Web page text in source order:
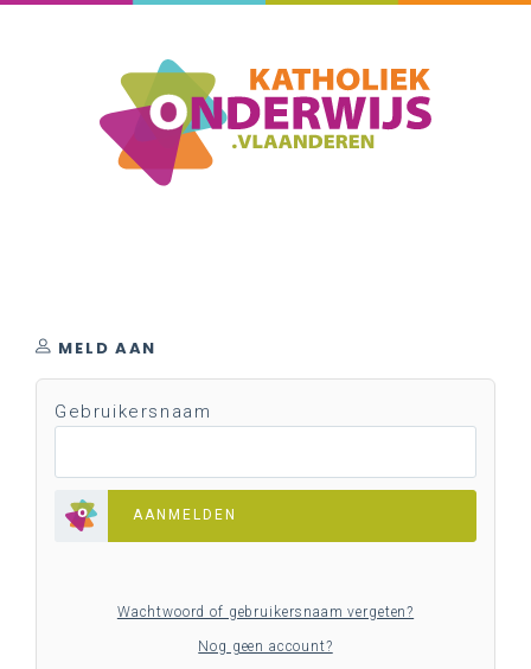
MELD AAN
Gebruikersnaam
AANMELDEN
Wachtwoord of gebruikersnaam vergeten?
Nog geen account?